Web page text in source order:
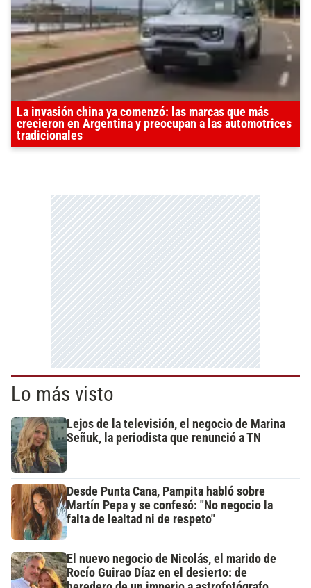
La invasión china ya comenzó: las marcas que más
crecieron en Argentina y preocupan a las automotrices
tradicionales
Lo más visto
Lejos de la televisión, el negocio de Marina
Señuk, la periodista que renunció a TN
Desde Punta Cana, Pampita habló sobre
Martín Pepa y se confesó: "No negocio la
falta de lealtad ni de respeto"
El nuevo negocio de Nicolás, el marido de
Rocío Guirao Díaz en el desierto: de